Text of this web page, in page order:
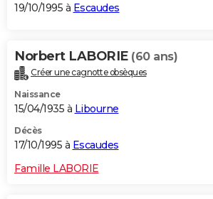
19/10/1995 à Escaudes
Norbert LABORIE (60 ans)
Créer une cagnotte obsèques
Naissance
15/04/1935 à Libourne
Décès
17/10/1995 à Escaudes
Famille LABORIE